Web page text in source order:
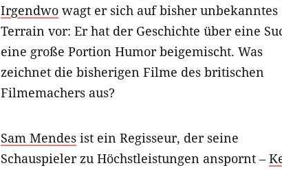
Irgendwo wagt er sich auf bisher unbekanntes
Terrain vor: Er hat der Geschichte über eine
eine große Portion Humor beigemischt. Was
zeichnet die bisherigen Filme des britischen
Filmemachers aus?
Sam Mendes ist ein Regisseur, der seine
Schauspieler zu Höchstleistungen anspornt –